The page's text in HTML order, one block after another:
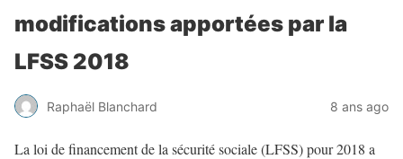
modifications apportées par la
LFSS 2018
Raphaël Blanchard 8 ans ago
La loi de financement de la sécurité sociale (LFSS) pour 2018 a